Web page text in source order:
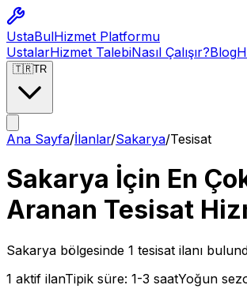
UstaBulHizmet Platformu
UstalarHizmet TalebiNasıl Çalışır?Blog
🇹🇷TR
Ana Sayfa/İlanlar/Sakarya/Tesisat
Sakarya İçin En
Aranan Tesisat
Sakarya bölgesinde 1 tesisat ilanı
1 aktif ilanTipik süre: 1-3 saatYoğun